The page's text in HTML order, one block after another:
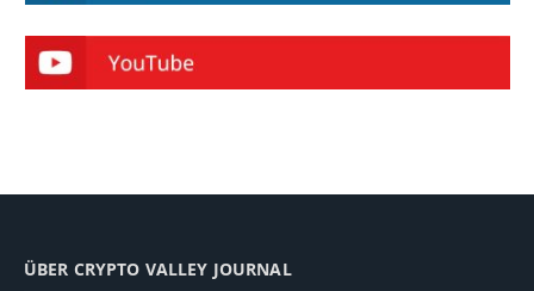
ÜBER CRYPTO VALLEY JOURNAL